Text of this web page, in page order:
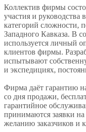
Коллектив фирмы
участия и руководства
категорий сложности,
Западного Кавказа. В
используется личный
клиентов фирмы.
испытывают
и экспедициях,
Фирма даёт гарантию
со дня продажи,
гарантийное
принимаются заявки
желанию заказчиков и